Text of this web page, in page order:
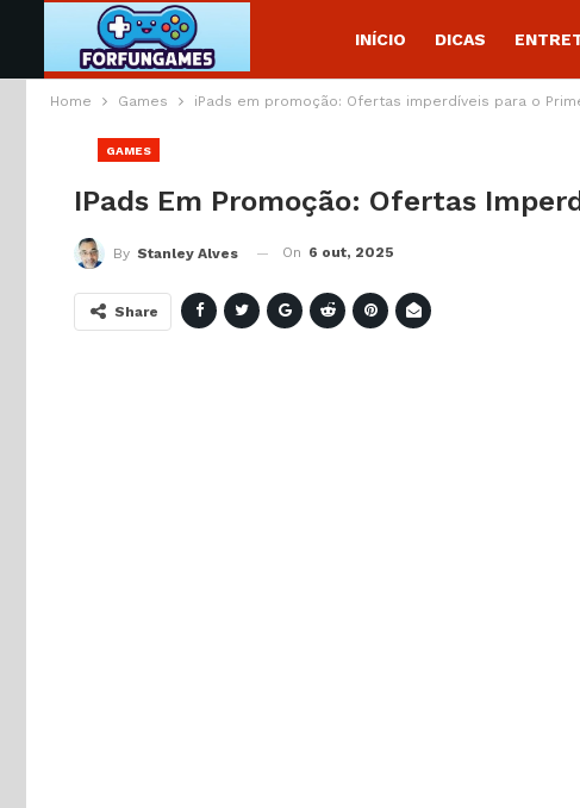
INÍCIO DICAS
Home Games iPads em promoção: Ofertas imperdíveis para o
GAMES
IPads Em Promoção: Ofertas
By Stanley Alves On 6 out, 2025
Share